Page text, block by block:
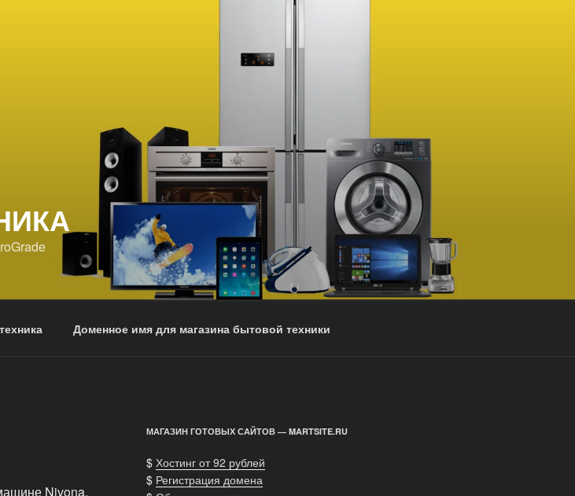
Доменное имя для магазина бытовой техники
Nivona,
МАГАЗИН ГОТОВЫХ САЙТОВ — MARTSITE.RU
$ Хостинг от 92 рублей
$ Регистрация домена